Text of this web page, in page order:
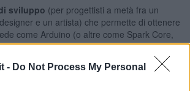
- Do Not Process My Personal
sviluppo (per progettisti a metà fra un
e un artista) che permette di ottenere
come Arduino (o altre come Spark Core,
e di rendere i prodotti così sviluppati